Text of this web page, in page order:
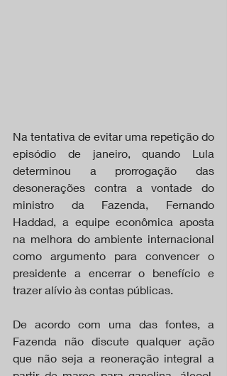
Na tentativa de evitar uma repetição do
episódio de janeiro, quando Lula
determinou a prorrogação das
desonerações contra a vontade do
ministro da Fazenda, Fernando
Haddad, a equipe econômica aposta
na melhora do ambiente internacional
como argumento para convencer o
presidente a encerrar o benefício e
trazer alívio às contas públicas.
De acordo com uma das fontes, a
Fazenda não discute qualquer ação
que não seja a reoneração integral a